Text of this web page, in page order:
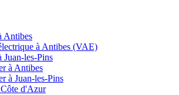
Antibes
à Antibes (VAE)
les-Pins
à Antibes
à Juan-les-Pins
d'Azur